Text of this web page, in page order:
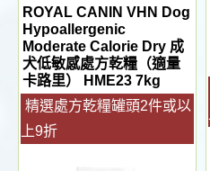
ROYAL CANIN VHN Dog
Hypoallergenic
Moderate Calorie Dry 成
犬低敏感處方乾糧（適量
卡路里） HME23 7kg
精選處方乾糧罐頭2件或以
上9折